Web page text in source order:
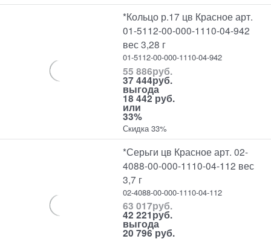
*Кольцо р.17 цв Красное арт.
01-5112-00-000-1110-04-942
вес 3,28 г
01-5112-00-000-1110-04-942
55 886руб.
37 444руб.
выгода
18 442 руб.
или
33%
Скидка 33%
*Серьги цв Красное арт. 02-
4088-00-000-1110-04-112 вес
3,7 г
02-4088-00-000-1110-04-112
63 017руб.
42 221руб.
выгода
20 796 руб.